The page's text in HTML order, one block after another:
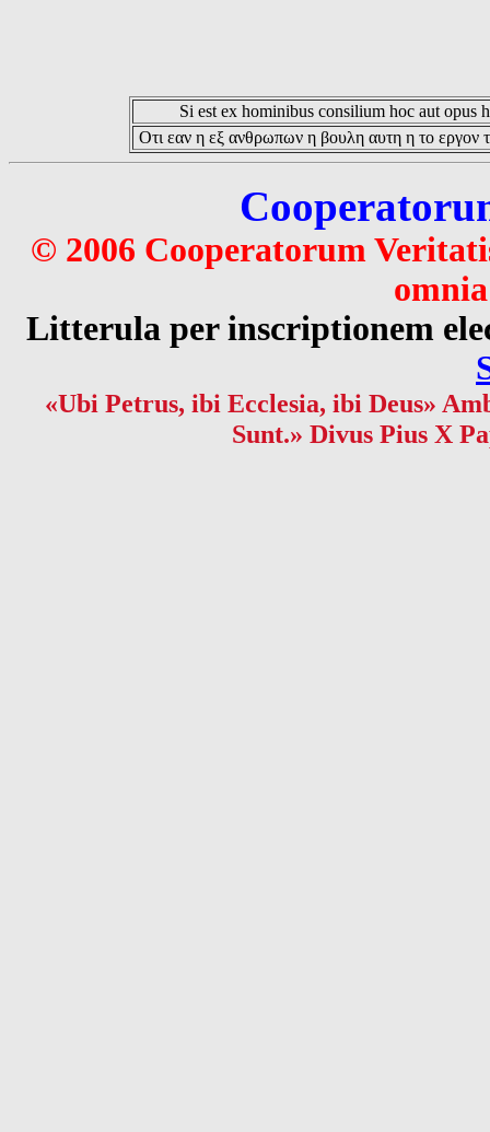
Si est ex hominibus consilium hoc aut opus
Οτι εαν η εξ ανθρωπων η βουλη αυτη η το εργον
© 2006 Cooperatorum
Litterula per inscriptionem
«Ubi Petrus, ibi Ecclesia, ibi Deus»
Sunt.» Divus Pius X